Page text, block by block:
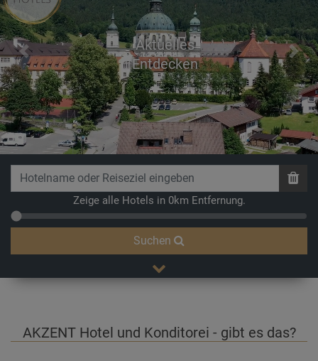
Aktuelles
Entdecken
Previous Next
Zeige alle Hotels in 0km Entfernung.
Suchen
AKZENT Hotel und Konditorei - gibt es das?